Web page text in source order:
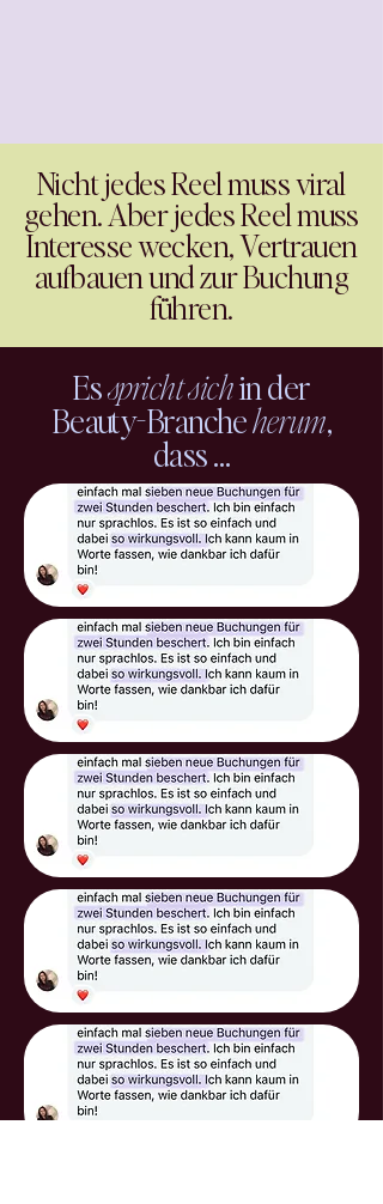
Nicht jedes Reel muss viral
gehen. Aber jedes Reel muss
Interesse wecken, Vertrauen
aufbauen und zur Buchung
führen.
Esspricht sichin der
Beauty-Brancheherum,
dass …